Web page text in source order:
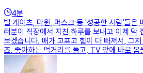
4분
빌 게이츠, 마윈, 머스크 등 '성공한 사람'들은
러분이 직장에서 지친 하루를 보내고 이제 막
보겠습니다. 배가 고프고 힘이 다 빠져서, 그
죠. 좋아하는 먹거리를 들고, TV 앞에 바로 몸